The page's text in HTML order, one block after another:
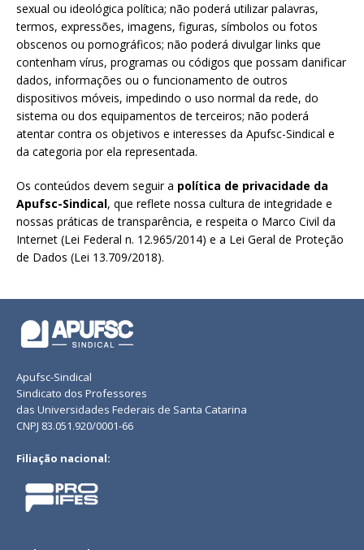
sexual ou ideológica política; não poderá utilizar palavras,
termos, expressões, imagens, figuras, símbolos ou fotos
obscenos ou pornográficos; não poderá divulgar links que
contenham vírus, programas ou códigos que possam danificar
dados, informações ou o funcionamento de outros
dispositivos móveis, impedindo o uso normal da rede, do
sistema ou dos equipamentos de terceiros; não poderá
atentar contra os objetivos e interesses da Apufsc-Sindical e
da categoria por ela representada.
Os conteúdos devem seguir a política de privacidade da
Apufsc-Sindical, que reflete nossa cultura de integridade e
nossas práticas de transparência, e respeita o Marco Civil da
Internet (Lei Federal n. 12.965/2014) e a Lei Geral de Proteção
de Dados (Lei 13.709/2018).
Apufsc-Sindical
Sindicato dos Professores
das Universidades Federais de Santa Catarina
CNPJ 83.051.920/0001-66
Filiação nacional: